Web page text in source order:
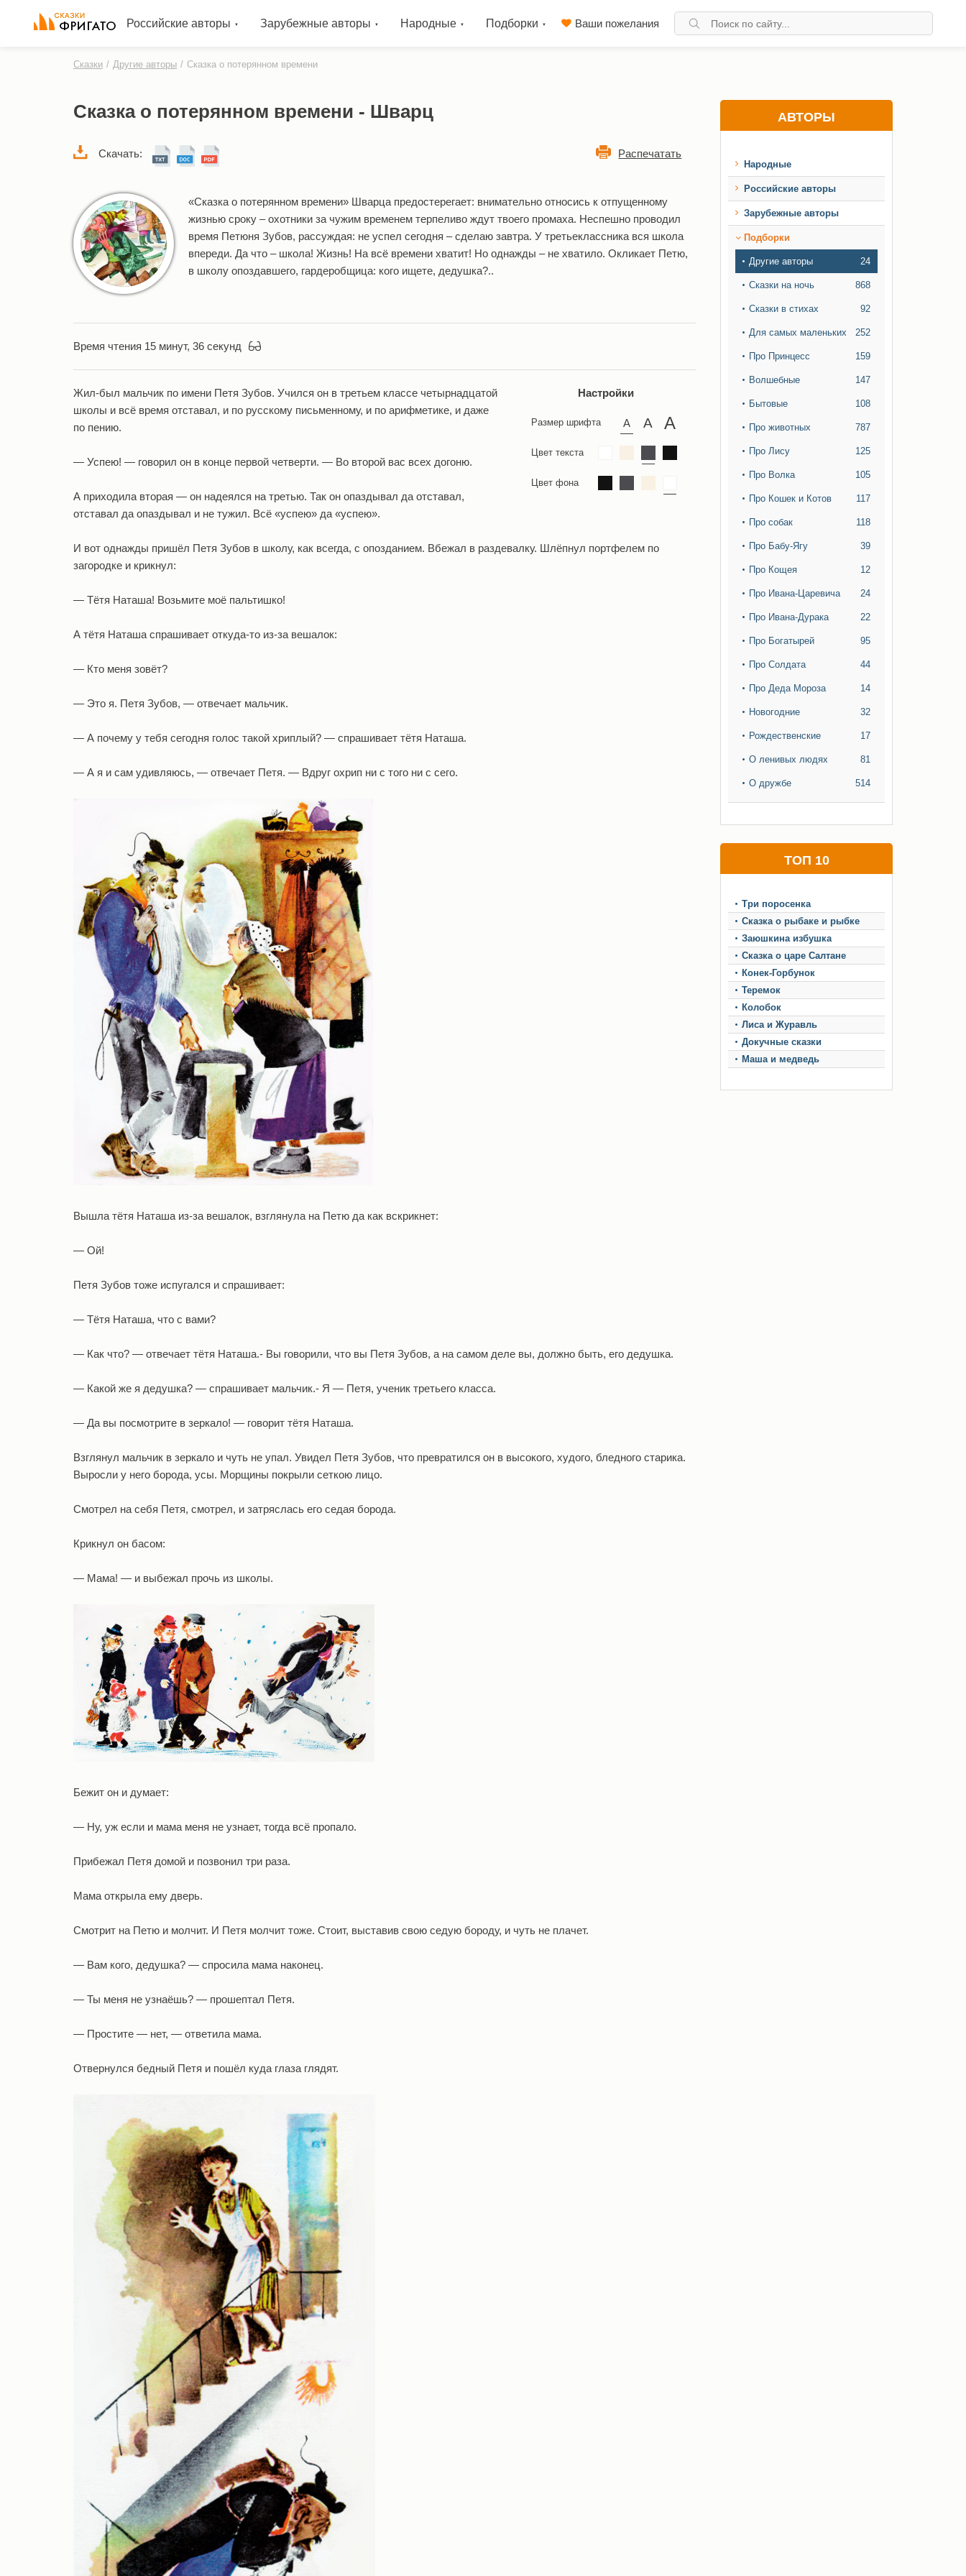
Российские авторы Зарубежные авторы Народные Подборки Ваши пожелания
Сказки / Другие авторы / Сказка о потерянном времени
Сказка о потерянном времени - Шварц
Скачать: Распечатать
«Сказка о потерянном времени» Шварца предостерегает: внимательно относись к отпущенному
жизнью сроку – охотники за чужим временем терпеливо ждут твоего промаха. Неспешно проводил
время Петюня Зубов, рассуждая: не успел сегодня – сделаю завтра. У третьеклассника вся школа
впереди. Да что – школа! Жизнь! На всё времени хватит! Но однажды – не хватило. Окликает Петю,
в школу опоздавшего, гардеробщица: кого ищете, дедушка?..
Время чтения 15 минут, 36 секунд
Настройки
Размер шрифта
Цвет текста
Цвет фона
Жил-был мальчик по имени Петя Зубов. Учился он в третьем классе четырнадцатой
школы и всё время отставал, и по русскому письменному, и по арифметике, и даже
по пению.
— Успею! — говорил он в конце первой четверти. — Во второй вас всех догоню.
А приходила вторая — он надеялся на третью. Так он опаздывал да отставал,
отставал да опаздывал и не тужил. Всё «успею» да «успею».
И вот однажды пришёл Петя Зубов в школу, как всегда, с опозданием. Вбежал в раздевалку. Шлёпнул портфелем по
загородке и крикнул:
— Тётя Наташа! Возьмите моё пальтишко!
А тётя Наташа спрашивает откуда-то из-за вешалок:
— Кто меня зовёт?
— Это я. Петя Зубов, — отвечает мальчик.
— А почему у тебя сегодня голос такой хриплый? — спрашивает тётя Наташа.
— А я и сам удивляюсь, — отвечает Петя. — Вдруг охрип ни с того ни с сего.
Вышла тётя Наташа из-за вешалок, взглянула на Петю да как вскрикнет:
— Ой!
Петя Зубов тоже испугался и спрашивает:
— Тётя Наташа, что с вами?
— Как что? — отвечает тётя Наташа.- Вы говорили, что вы Петя Зубов, а на самом деле вы, должно быть, его дедушка.
— Какой же я дедушка? — спрашивает мальчик.- Я — Петя, ученик третьего класса.
— Да вы посмотрите в зеркало! — говорит тётя Наташа.
Взглянул мальчик в зеркало и чуть не упал. Увидел Петя Зубов, что превратился он в высокого, худого, бледного старика.
Выросли у него борода, усы. Морщины покрыли сеткою лицо.
Смотрел на себя Петя, смотрел, и затряслась его седая борода.
Крикнул он басом:
— Мама! — и выбежал прочь из школы.
Бежит он и думает:
— Ну, уж если и мама меня не узнает, тогда всё пропало.
Прибежал Петя домой и позвонил три раза.
Мама открыла ему дверь.
Смотрит на Петю и молчит. И Петя молчит тоже. Стоит, выставив свою седую бороду, и чуть не плачет.
— Вам кого, дедушка? — спросила мама наконец.
— Ты меня не узнаёшь? — прошептал Петя.
— Простите — нет, — ответила мама.
Отвернулся бедный Петя и пошёл куда глаза глядят.
АВТОРЫ
Народные
Российские авторы
Зарубежные авторы
Подборки
Другие авторы 24
Сказки на ночь 868
Сказки в стихах 92
Для самых маленьких 252
Про Принцесс 159
Волшебные 147
Бытовые 108
Про животных 787
Про Лису 125
Про Волка 105
Про Кошек и Котов 117
Про собак 118
Про Бабу-Ягу 39
Про Кощея 12
Про Ивана-Царевича 24
Про Ивана-Дурака 22
Про Богатырей 95
Про Солдата 44
Про Деда Мороза 14
Новогодние 32
Рождественские 17
О ленивых людях 81
О дружбе 514
ТОП 10
Три поросенка
Сказка о рыбаке и рыбке
Заюшкина избушка
Сказка о царе Салтане
Конек-Горбунок
Теремок
Колобок
Лиса и Журавль
Докучные сказки
Маша и медведь